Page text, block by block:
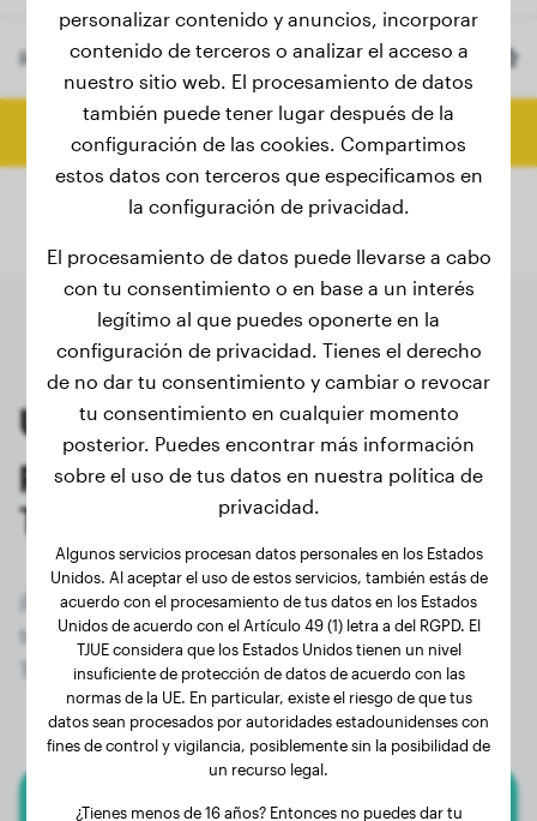
Raza (Opcional) Teckel
Calcular peso final
Últimos pesajes de
propietarios registrados de
Teckel
¡Regístrate ahora de forma gratuita y accede a
todos los perros registrados (1183) de la raza
Teckel!
personalizar contenido y anuncios, incorporar
contenido de terceros o analizar el acceso a
nuestro sitio web. El procesamiento de datos
también puede tener lugar después de la
configuración de las cookies. Compartimos
estos datos con terceros que especificamos en
la configuración de privacidad.
El procesamiento de datos puede llevarse a cabo
con tu consentimiento o en base a un interés
legítimo al que puedes oponerte en la
configuración de privacidad. Tienes el derecho
de no dar tu consentimiento y cambiar o revocar
tu consentimiento en cualquier momento
posterior. Puedes encontrar más información
sobre el uso de tus datos en nuestra política de
privacidad.
Algunos servicios procesan datos personales en los Estados
Unidos. Al aceptar el uso de estos servicios, también estás de
acuerdo con el procesamiento de tus datos en los Estados
Unidos de acuerdo con el Artículo 49 (1) letra a del RGPD. El
TJUE considera que los Estados Unidos tienen un nivel
insuficiente de protección de datos de acuerdo con las
normas de la UE. En particular, existe el riesgo de que tus
datos sean procesados por autoridades estadounidenses con
fines de control y vigilancia, posiblemente sin la posibilidad de
un recurso legal.
¿Tienes menos de 16 años? Entonces no puedes dar tu